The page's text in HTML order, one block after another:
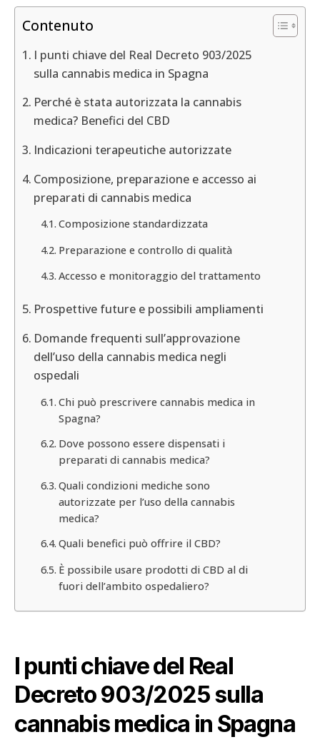
Contenuto
I punti chiave del Real Decreto 903/2025
sulla cannabis medica in Spagna
Perché è stata autorizzata la cannabis
medica? Benefici del CBD
Indicazioni terapeutiche autorizzate
Composizione, preparazione e accesso ai
preparati di cannabis medica
Composizione standardizzata
Preparazione e controllo di qualità
Accesso e monitoraggio del trattamento
Prospettive future e possibili ampliamenti
Domande frequenti sull’approvazione
dell’uso della cannabis medica negli
ospedali
Chi può prescrivere cannabis medica in
Spagna?
Dove possono essere dispensati i
preparati di cannabis medica?
Quali condizioni mediche sono
autorizzate per l’uso della cannabis
medica?
Quali benefici può offrire il CBD?
È possibile usare prodotti di CBD al di
fuori dell’ambito ospedaliero?
I punti chiave del Real
Decreto 903/2025 sulla
cannabis medica in Spagna